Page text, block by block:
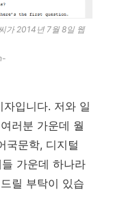
가 2014년 7월 8일 웹
입니다. 저와 일
러분 가운데 월
국문학, 디지털
가운데 하나라
릴 부탁이 있습